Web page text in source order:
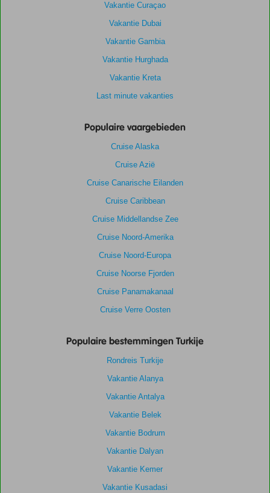
Vakantie Curaçao
Vakantie Dubai
Vakantie Gambia
Vakantie Hurghada
Vakantie Kreta
Last minute vakanties
Populaire vaargebieden
Cruise Alaska
Cruise Azië
Cruise Canarische Eilanden
Cruise Caribbean
Cruise Middellandse Zee
Cruise Noord-Amerika
Cruise Noord-Europa
Cruise Noorse Fjorden
Cruise Panamakanaal
Cruise Verre Oosten
Populaire bestemmingen Turkije
Rondreis Turkije
Vakantie Alanya
Vakantie Antalya
Vakantie Belek
Vakantie Bodrum
Vakantie Dalyan
Vakantie Kemer
Vakantie Kusadasi